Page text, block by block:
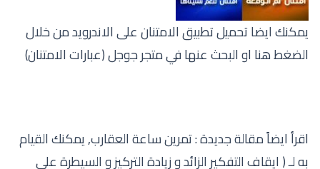
يمكنك ايضاتحميل تطبيق الامتنان على الاندرويد من خلال
الضغط هنا او البحث عنها في متجر جوجل (عبارات الامتنان)
اقرأ ايضاً مقالة جديدة :تمرين ساعة العقارب, يمكنك القيام
به لـ ( ايقاف التفكير الزائد و زيادة التركيز و السيطرة على